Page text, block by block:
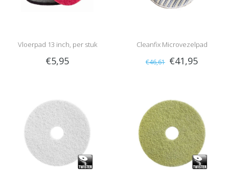
Vloerpad 13 inch, per stuk
€5,95
Cleanfix Microvezelpad
€46,61 €41,95